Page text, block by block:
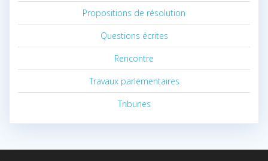
Propositions de résolution
Questions écrites
Rencontre
Travaux parlementaires
Tribunes